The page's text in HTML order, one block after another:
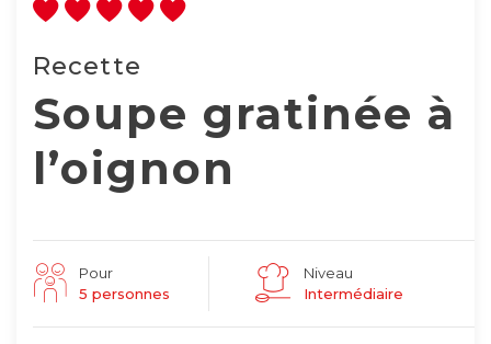
Recette
Soupe gratinée à
l’oignon
Pour
5 personnes
Niveau
Intermédiaire